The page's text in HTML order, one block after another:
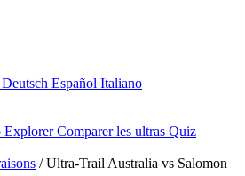
Deutsch Español Italiano
ExplorerComparer les ultras Quiz
/ Ultra-Trail Australia vs Salomon